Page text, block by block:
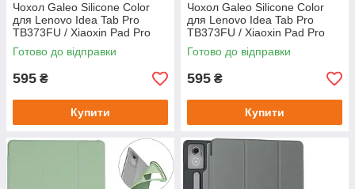
Чохол Galeo Silicone Color
для Lenovo Idea Tab Pro
TB373FU / Xiaoxin Pad Pro
12.7" (2025) Navy Blue
Готово до відправки
595 ₴
Купити
Чохол Galeo Silicone Color
для Lenovo Idea Tab Pro
TB373FU / Xiaoxin Pad Pro
12.7" (2025) Pink
Готово до відправки
595 ₴
Купити